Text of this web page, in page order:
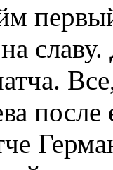
после